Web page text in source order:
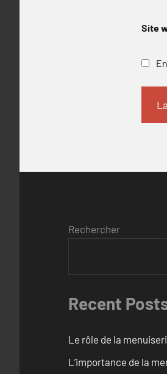
Site
Rechercher
Recent
Le rôle de la
L’importance de la